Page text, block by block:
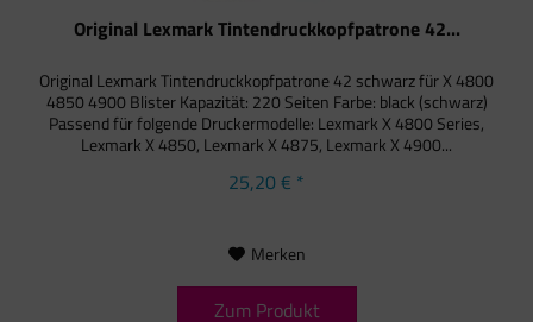
Original Lexmark Tintendruckkopfpatrone 42...
Original Lexmark Tintendruckkopfpatrone 42 schwarz für X 4800
4850 4900 Blister Kapazität: 220 Seiten Farbe: black (schwarz)
Passend für folgende Druckermodelle: Lexmark X 4800 Series,
Lexmark X 4850, Lexmark X 4875, Lexmark X 4900...
25,20 € *
Merken
Zum Produkt